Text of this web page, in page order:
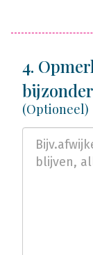
4.
(Optioneel)